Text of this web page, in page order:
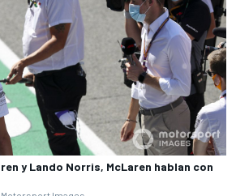
y Lando Norris, McLaren hablan con